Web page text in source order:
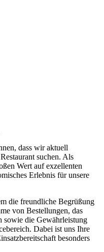
dass wir aktuell
suchen. Als
Wert auf exzellenten
Erlebnis für unsere
die freundliche Begrüßung
von Bestellungen, das
sowie die Gewährleistung
Dabei ist uns Ihre
besonders